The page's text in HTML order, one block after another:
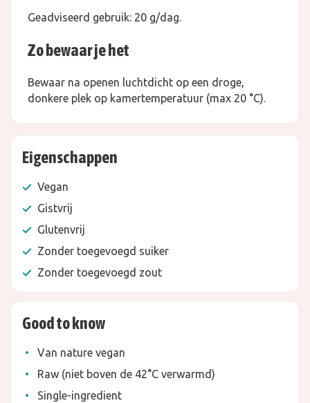
Geadviseerd gebruik: 20 g/dag.
Zo bewaar je het
Bewaar na openen luchtdicht op een droge,
donkere plek op kamertemperatuur (max 20 °C).
Eigenschappen
Vegan
Gistvrij
Glutenvrij
Zonder toegevoegd suiker
Zonder toegevoegd zout
Good to know
Van nature vegan
Raw (niet boven de 42°C verwarmd)
Single-ingredient